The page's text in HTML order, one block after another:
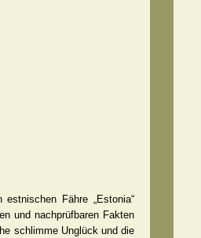
Fähre „Estonia“
und nachprüfbaren Fakten
schlimme Unglück und die